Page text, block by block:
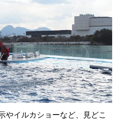
やイルカショーなど、見どこ